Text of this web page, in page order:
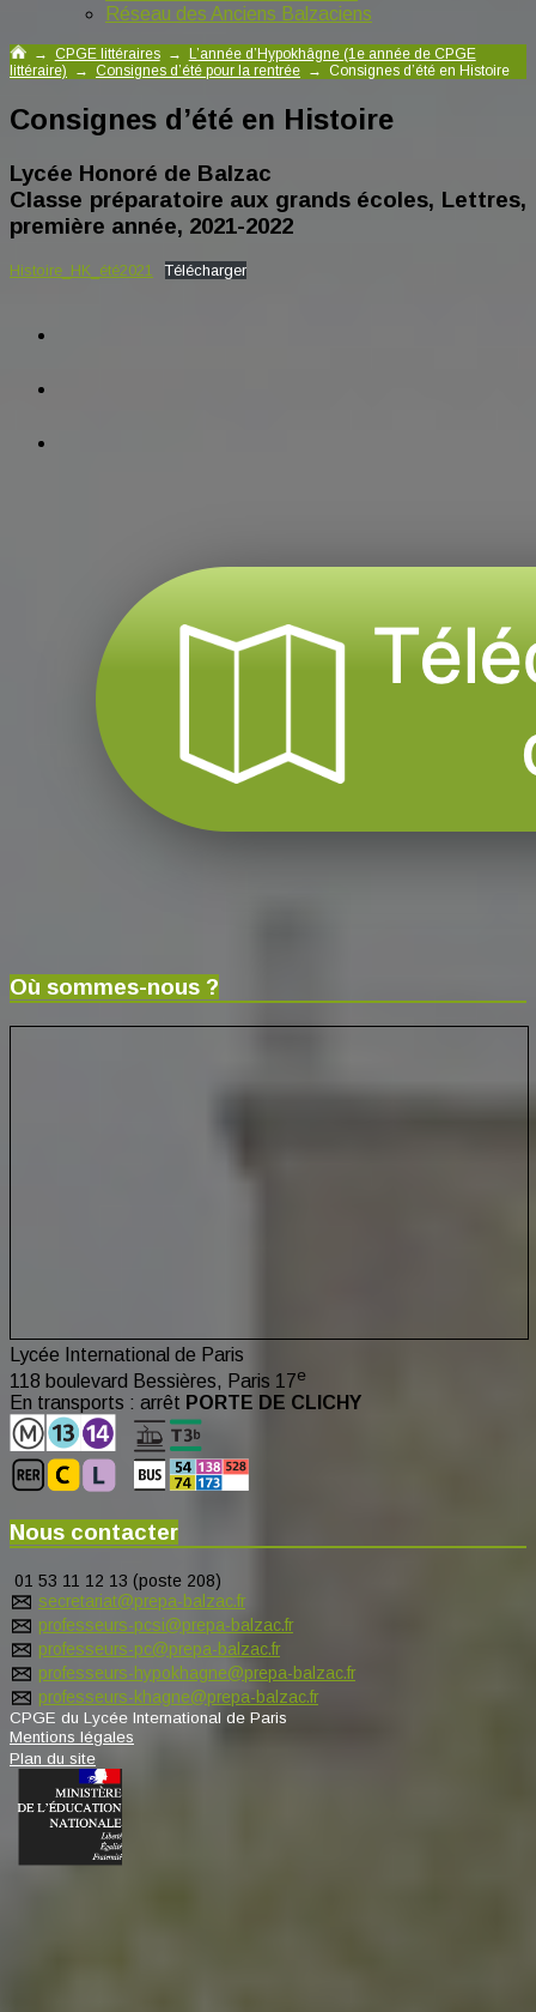
Réseau des Anciens Balzaciens
→ CPGE littéraires→ L’année d’Hypokhâgne (1e année de CPGE
littéraire) → Consignes d’été pour la rentrée → Consignes d’été en Histoire
Consignes d’été en Histoire
Lycée Honoré de Balzac
Classe préparatoire aux grands écoles, Lettres,
première année, 2021-2022
Histoire_HK_été2021 Télécharger
Où sommes-nous ?
Lycée International de Paris
118 boulevard Bessières, Paris 17e
En transports : arrêt PORTE DE CLICHY
Nous contacter
01 53 11 12 13 (poste 208)
secretariat@prepa-balzac.fr
professeurs-pcsi@prepa-balzac.fr
professeurs-pc@prepa-balzac.fr
professeurs-hypokhagne@prepa-balzac.fr
professeurs-khagne@prepa-balzac.fr
CPGE du Lycée International de Paris
Mentions légales
Plan du site